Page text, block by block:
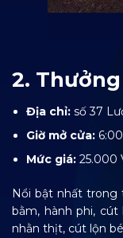
2.
Địa chỉ: số 37
Giờ mở cửa:
Mức giá: 25.000
Nổi bật nhất trong
bằm, hành phi,
nhằn thịt, cút lộn